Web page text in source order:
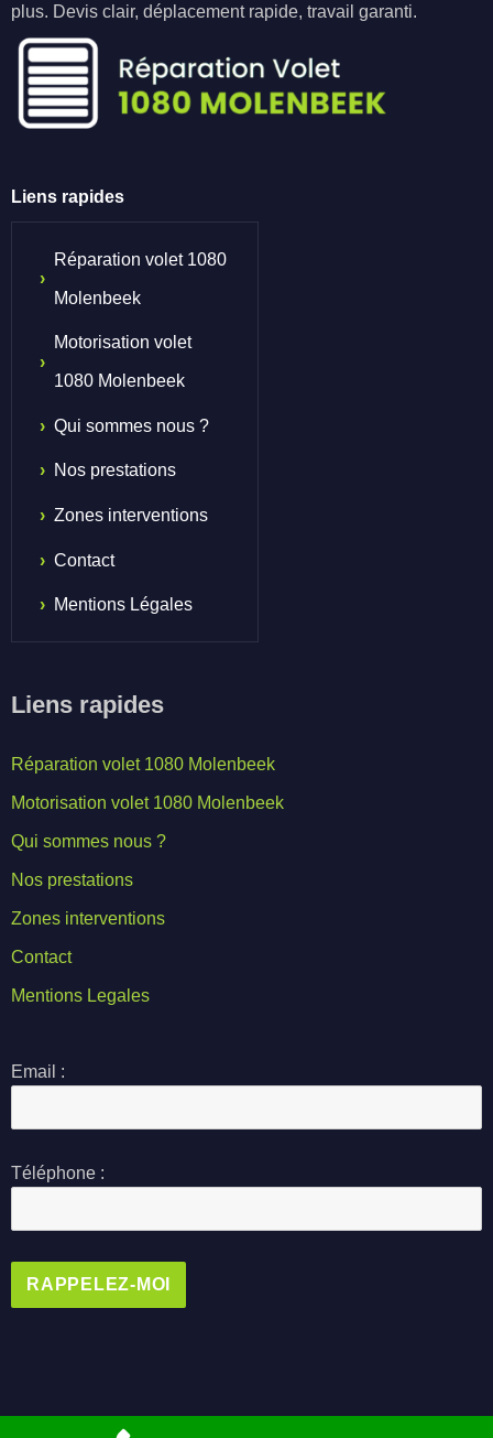
plus. Devis clair, déplacement rapide, travail garanti.
Liens rapides
Réparation volet 1080
Molenbeek
Motorisation volet
1080 Molenbeek
Qui sommes nous ?
Nos prestations
Zones interventions
Contact
Mentions Légales
Liens rapides
Réparation volet 1080 Molenbeek
Motorisation volet 1080 Molenbeek
Qui sommes nous ?
Nos prestations
Zones interventions
Contact
Mentions Legales
Email :
Téléphone :